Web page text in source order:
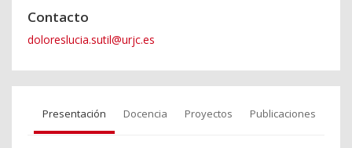
Contacto
doloreslucia.sutil@urjc.es
Presentación Docencia Proyectos Publicaciones